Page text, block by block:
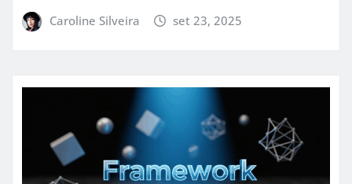
Caroline Silveira set 23, 2025